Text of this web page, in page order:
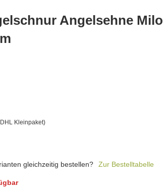
Angelsehne
Kleinpaket)
gleichzeitig bestellen?
Zur Bestelltabelle